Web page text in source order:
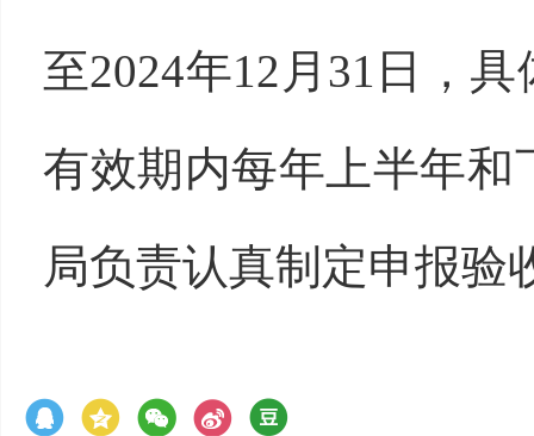
至2024年12月31日，
有效期内每年上半年
局负责认真制定申报验